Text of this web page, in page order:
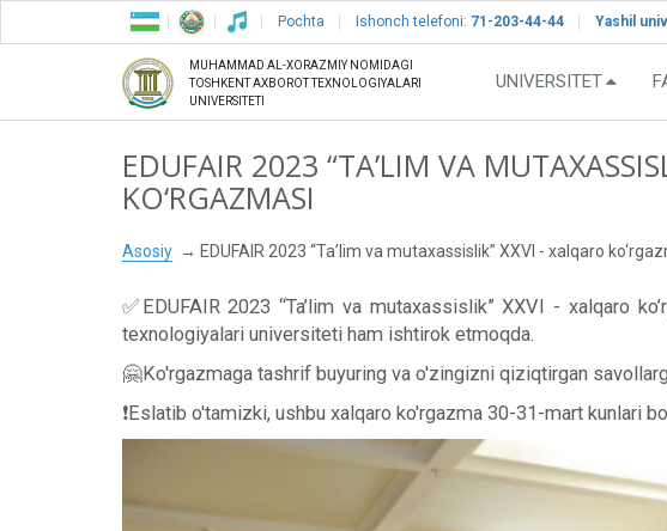
Pochta Ishonch telefoni: 71-203-44-44 Yashil
MUHAMMAD AL-XORAZMIY NOMIDAGI
TOSHKENT AXBOROT TEXNOLOGIYALARI
UNIVERSITETI
UNIVERSITET
EDUFAIR 2023 “TA’LIM VA
KO‘RGAZMASI
Asosiy EDUFAIR 2023 “Ta’lim va mutaxassislik” XXVI - xalqaro
✅EDUFAIR 2023 “Ta’lim va mutaxassislik” XXVI - xalqaro
texnologiyalari universiteti ham ishtirok etmoqda.
🤗Ko'rgazmaga tashrif buyuring va o'zingizni qiziqtirgan
❗️Eslatib o'tamizki, ushbu xalqaro ko'rgazma 30-31-mart kunlari